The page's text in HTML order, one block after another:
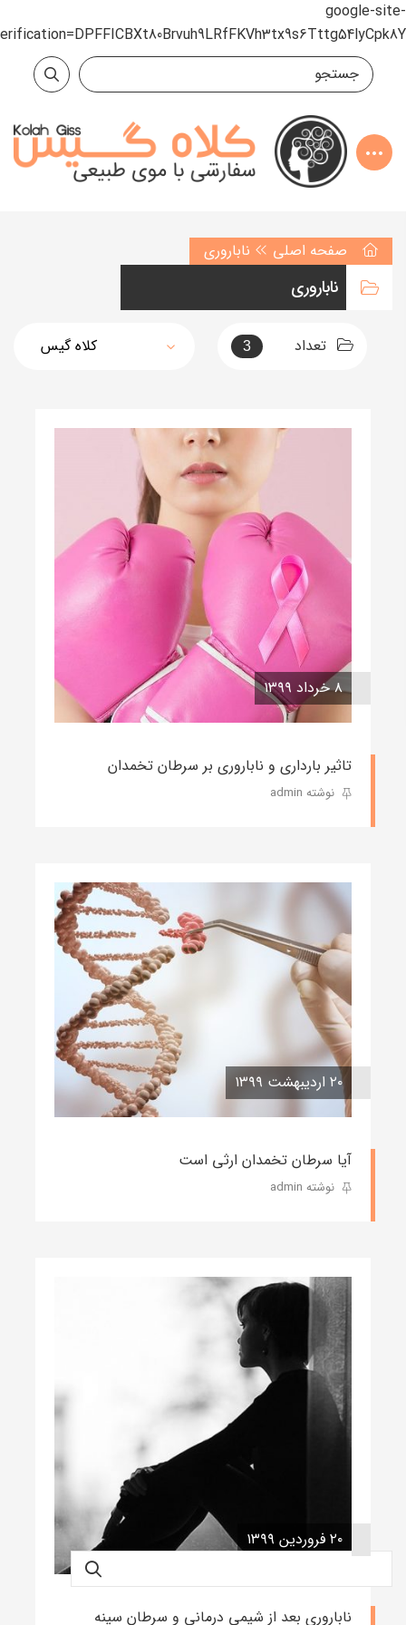
google-site-
صفحه اصلی ناباروری
ناباروری
تعداد 3
۸ خرداد ۱۳۹۹
تاثیر بارداری و ناباروری بر سرطان تخمدان
نوشته admin
۲۰ اردیبهشت ۱۳۹۹
آیا سرطان تخمدان ارثی است
نوشته admin
۲۰ فروردین ۱۳۹۹
ناباروری بعد از شیمی درمانی و سرطان سینه